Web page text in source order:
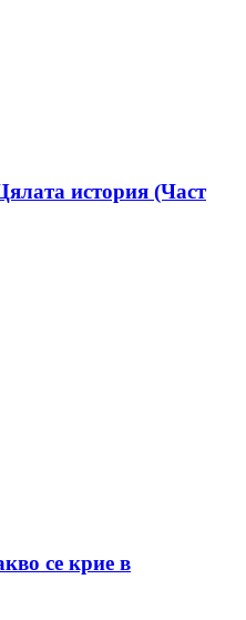
история (Част
се крие в